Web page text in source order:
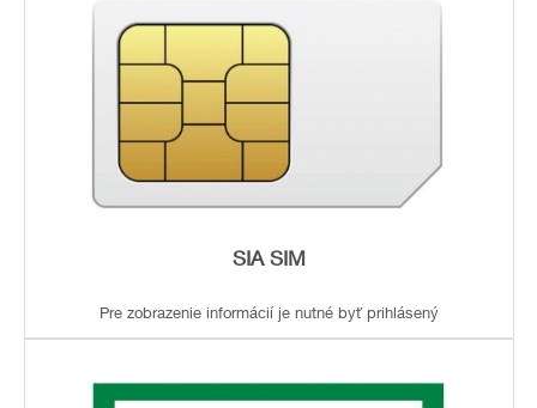
SIA SIM
Pre zobrazenie informácií je nutné byť prihlásený